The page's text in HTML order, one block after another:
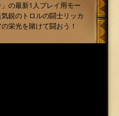
の最新1人プレイ用モー
鋭のトロルの闘士リッカ
栄光を賭けて闘おう！